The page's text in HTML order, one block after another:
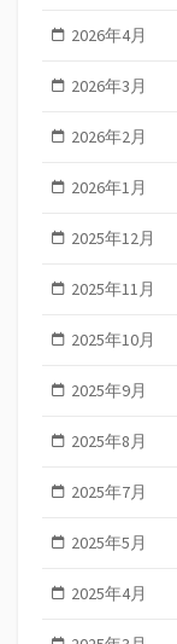
2026年4月
2026年3月
2026年2月
2026年1月
2025年12月
2025年11月
2025年10月
2025年9月
2025年8月
2025年7月
2025年5月
2025年4月